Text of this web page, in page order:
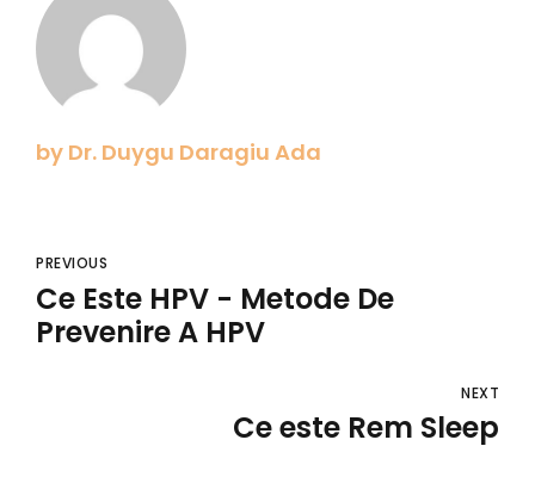
by Dr. Duygu Daragiu Ada
PREVIOUS
Ce Este HPV - Metode De
Prevenire A HPV
NEXT
Ce este Rem Sleep